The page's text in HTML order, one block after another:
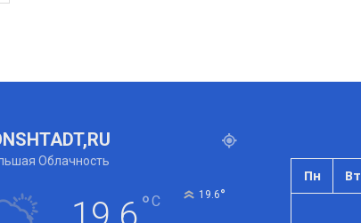
Облачность
°C 19.6°
Пн Вт